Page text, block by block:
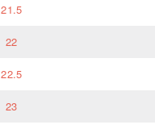
21.5
22
22.5
23